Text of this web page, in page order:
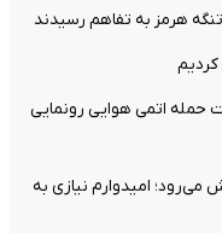
هرمز به تفاهم رسیدند
کردیم
حمله اتمی هوایی رونمایی
می‌رود؛ امیدوارم نیازی به